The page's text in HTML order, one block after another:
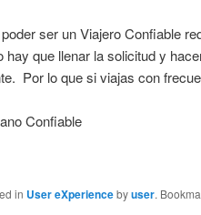
ser un Viajero Confiable
hay que llenar la solicitud y
Por lo que si viajas con
Confiable
in User eXperiencebyuser.